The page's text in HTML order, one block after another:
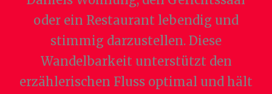
oder ein Restaurant lebendig und
stimmig darzustellen. Diese
Wandelbarkeit unterstützt den
erzählerischen Fluss optimal und hält